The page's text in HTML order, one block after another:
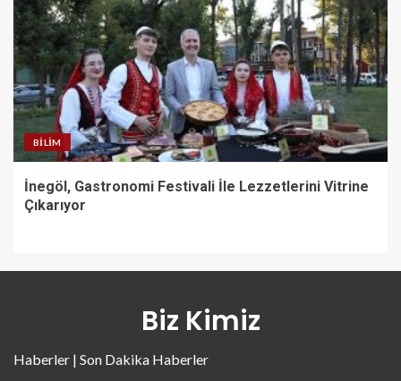
BILIM
İnegöl, Gastronomi Festivali İle Lezzetlerini Vitrine
Çıkarıyor
Biz Kimiz
Haberler | Son Dakika Haberler